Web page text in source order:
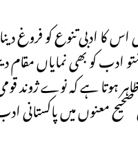
کا ادبی تنوع کو فروغ
ادب کو بھی نمایاں
ہوتا ہے کہ نوے ژوند
معنوں میں